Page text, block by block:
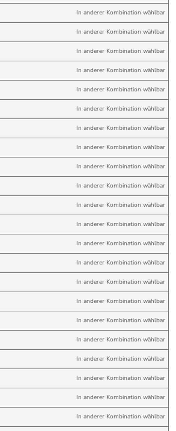
In anderer Kombination wählbar
In anderer Kombination wählbar
In anderer Kombination wählbar
In anderer Kombination wählbar
In anderer Kombination wählbar
In anderer Kombination wählbar
In anderer Kombination wählbar
In anderer Kombination wählbar
In anderer Kombination wählbar
In anderer Kombination wählbar
In anderer Kombination wählbar
In anderer Kombination wählbar
In anderer Kombination wählbar
In anderer Kombination wählbar
In anderer Kombination wählbar
In anderer Kombination wählbar
In anderer Kombination wählbar
In anderer Kombination wählbar
In anderer Kombination wählbar
In anderer Kombination wählbar
In anderer Kombination wählbar
In anderer Kombination wählbar